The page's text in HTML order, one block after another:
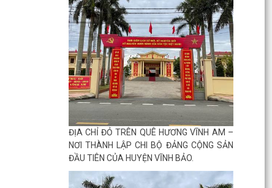
ĐỊA CHỈ ĐỎ TRÊN QUÊ HƯƠNG VĨNH AM –
NƠI THÀNH LẬP CHI BỘ ĐẢNG CỘNG SẢN
ĐẦU TIÊN CỦA HUYỆN VĨNH BẢO.